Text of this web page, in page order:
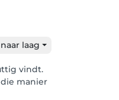
laag
vindt.
manier